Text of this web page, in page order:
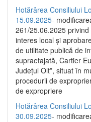
Hotărârea Consiliului
15.09.2025-
261/25.06.2025
interes local și
de utilitate publică de
supraetajată, Cartier
Județul Olt”, situat în
procedurii de
de expropriere
Hotărârea Consiliului
30.09.2025-